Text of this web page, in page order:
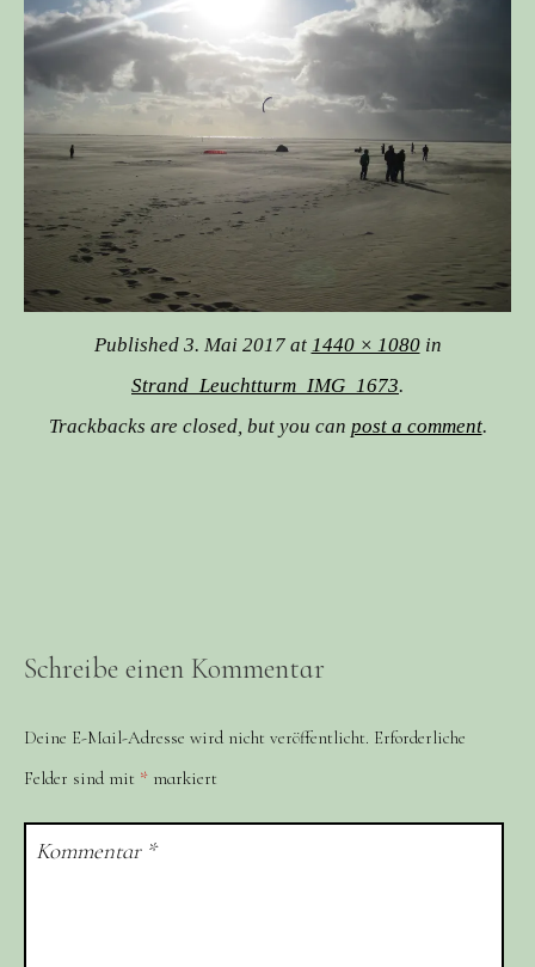
Published 3. Mai 2017at 1440 × 1080in
Strand_Leuchtturm_IMG_1673.
Trackbacks are closed, but you can post a comment.
Schreibe einen Kommentar
Deine E-Mail-Adresse wird nicht veröffentlicht. Erforderliche
Felder sind mit * markiert
Kommentar *